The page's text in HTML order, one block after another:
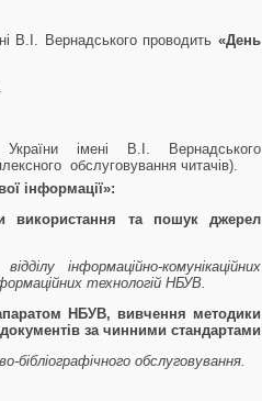
В.І. Вернадського проводить «День
України імені В.І. Вернадського
обслуговування читачів).
інформації»:
використання та пошук джерел
інформаційно-комунікаційних
технологій НБУВ.
НБУВ, вивчення методики
за чинними стандартами
бібліографічного обслуговування.